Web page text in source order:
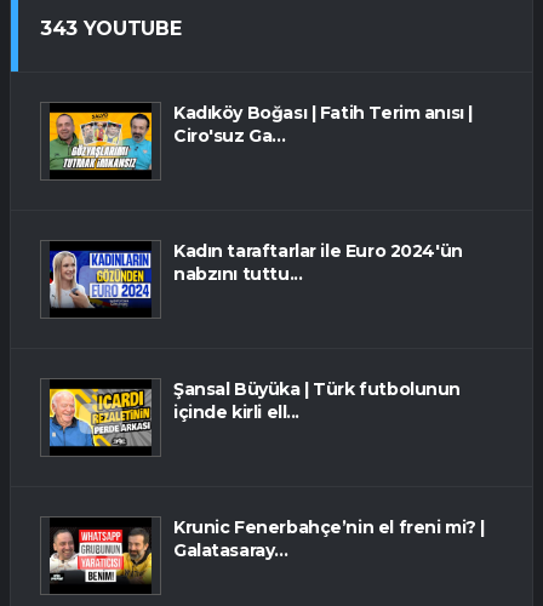
343 YOUTUBE
Kadıköy Boğası | Fatih Terim anısı |
Ciro'suz Ga...
Kadın taraftarlar ile Euro 2024'ün
nabzını tuttu...
Şansal Büyüka | Türk futbolunun
içinde kirli ell...
Krunic Fenerbahçe’nin el freni mi? |
Galatasaray...